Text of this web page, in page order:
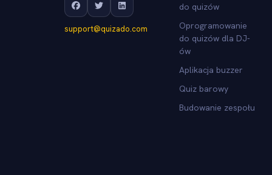
support@quizado.com
do quizów
Oprogramowanie
do quizów dla DJ-
ów
Aplikacja buzzer
Quiz barowy
Budowanie zespołu